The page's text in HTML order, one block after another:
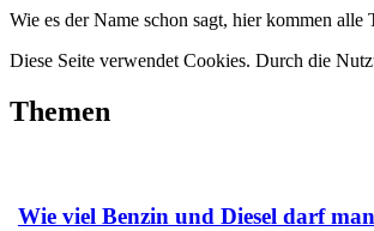
Wie es der Name schon sagt, hier kommen
Diese Seite verwendet Cookies. Durch die
Themen
Wie viel Benzin und Diesel darf